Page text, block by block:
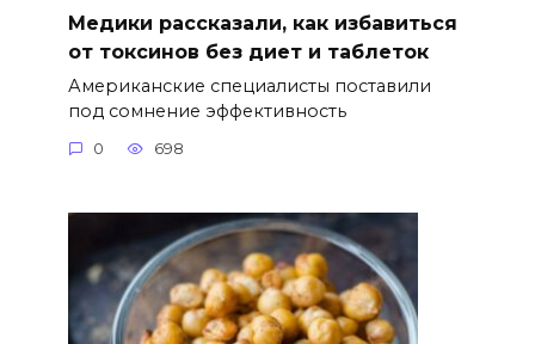
Медики рассказали, как избавиться
от токсинов без диет и таблеток
Американские специалисты поставили
под сомнение эффективность
0 698